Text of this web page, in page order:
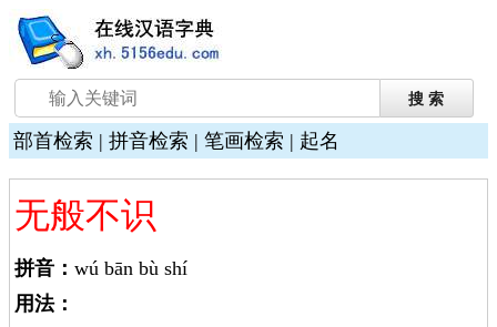
部首检索 | 拼音检索 | 笔画检索 | 起名
无般不识
拼音： wú bān bù shí
用法：